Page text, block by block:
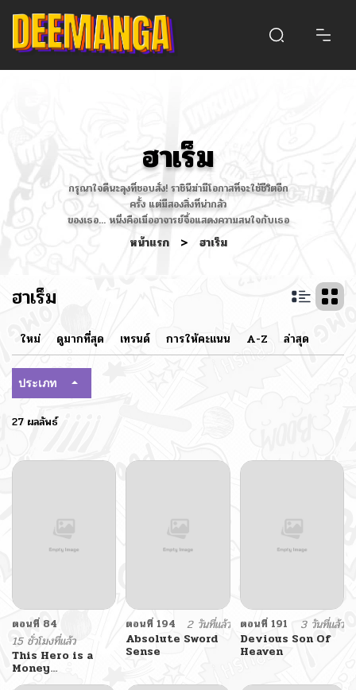
ฮาเร็ม
กรุณาใจดีนะลุงที่ชอบสั่ง! ราชินีฆ่ามีโอกาสที่จะใช้ชีวิตอีก
ครั้ง แต่มีสองสิ่งที่น่ากลัว
ของเธอ... หนึ่งคือเมื่ออาจารย์จื้อแสดงความสนใจกับเธอ
หน้าแรก > ฮาเร็ม
ฮาเร็ม
ใหม่ ดูมากที่สุด เทรนด์ การให้คะแนน A-Z ล่าสุด
ประเภท
27 ผลลัพธ์
ตอนที่ 84
15 ชั่วโมงที่แล้ว
This Hero is a
Money
Supremacist
ตอนที่ 194
2 วันที่แล้ว
Absolute Sword
Sense
ตอนที่ 191
3 วันที่แล้ว
Devious Son Of
Heaven